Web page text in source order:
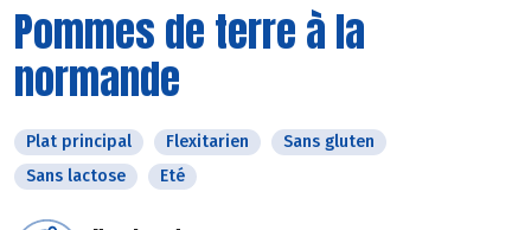
Pommes de terre à la
normande
Plat principal Flexitarien
Sans gluten
Sans lactose
Eté